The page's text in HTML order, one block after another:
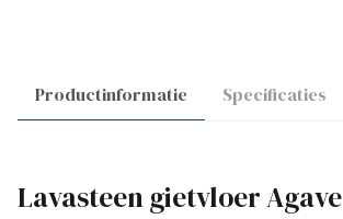
Productinformatie Specificaties
Lavasteen gietvloer Agave